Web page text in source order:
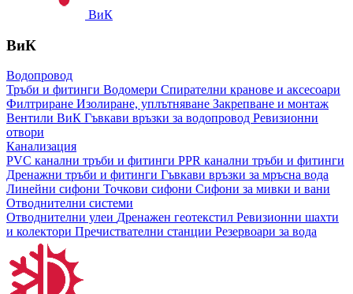
ВиК
ВиК
Водопровод
Тръби и фитинги Водомери Спирателни кранове и аксесоари
Филтриране Изолиране, уплътняване Закрепване и монтаж
Вентили ВиК Гъвкави връзки за водопровод Ревизионни
отвори
Канализация
PVC канални тръби и фитинги PPR канални тръби и фитинги
Дренажни тръби и фитинги Гъвкави връзки за мръсна вода
Линейни сифони Точкови сифони Сифони за мивки и вани
Отводнителни системи
Отводнителни улеи Дренажен геотекстил Ревизионни шахти
и колектори Пречиствателни станции Резервоари за вода